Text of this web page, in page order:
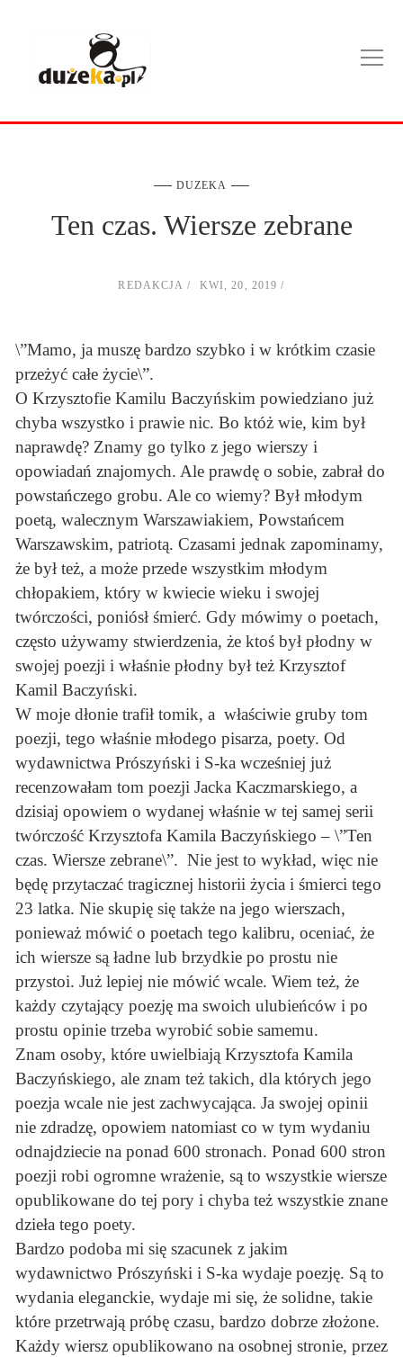
DUZEKA
Ten czas. Wiersze zebrane
REDAKCJA KWI, 20, 2019
\”Mamo, ja muszę bardzo szybko i w krótkim czasie
przeżyć całe życie\”.
O Krzysztofie Kamilu Baczyńskim powiedziano już
chyba wszystko i prawie nic. Bo któż wie, kim był
naprawdę? Znamy go tylko z jego wierszy i
opowiadań znajomych. Ale prawdę o sobie, zabrał do
powstańczego grobu. Ale co wiemy? Był młodym
poetą, walecznym Warszawiakiem, Powstańcem
Warszawskim, patriotą. Czasami jednak zapominamy,
że był też, a może przede wszystkim młodym
chłopakiem, który w kwiecie wieku i swojej
twórczości, poniósł śmierć. Gdy mówimy o poetach,
często używamy stwierdzenia, że ktoś był płodny w
swojej poezji i właśnie płodny był też Krzysztof
Kamil Baczyński.
W moje dłonie trafił tomik, a właściwie gruby tom
poezji, tego właśnie młodego pisarza, poety. Od
wydawnictwa Prószyński i S-ka wcześniej już
recenzowałam tom poezji Jacka Kaczmarskiego, a
dzisiaj opowiem o wydanej właśnie w tej samej serii
twórczość Krzysztofa Kamila Baczyńskiego – \”Ten
czas. Wiersze zebrane\”. Nie jest to wykład, więc nie
będę przytaczać tragicznej historii życia i śmierci tego
23 latka. Nie skupię się także na jego wierszach,
ponieważ mówić o poetach tego kalibru, oceniać, że
ich wiersze są ładne lub brzydkie po prostu nie
przystoi. Już lepiej nie mówić wcale. Wiem też, że
każdy czytający poezję ma swoich ulubieńców i po
prostu opinie trzeba wyrobić sobie samemu.
Znam osoby, które uwielbiają Krzysztofa Kamila
Baczyńskiego, ale znam też takich, dla których jego
poezja wcale nie jest zachwycająca. Ja swojej opinii
nie zdradzę, opowiem natomiast co w tym wydaniu
odnajdziecie na ponad 600 stronach. Ponad 600 stron
poezji robi ogromne wrażenie, są to wszystkie wiersze
opublikowane do tej pory i chyba też wszystkie znane
dzieła tego poety.
Bardzo podoba mi się szacunek z jakim
wydawnictwo Prószyński i S-ka wydaje poezję. Są to
wydania eleganckie, wydaje mi się, że solidne, takie
które przetrwają próbę czasu, bardzo dobrze złożone.
Każdy wiersz opublikowano na osobnej stronie, przez